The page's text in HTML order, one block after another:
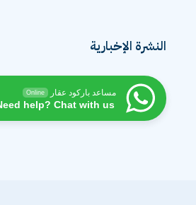
النشرة الإخبارية
مساعد باركود عقار Online
Need help? Chat with us